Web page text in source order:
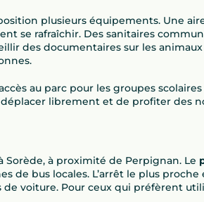
plusieurs équipements. Une
se rafraîchir. Des sanitaires
des documentaires sur les
au parc pour les groupes
librement et de profiter des
Sorède, à proximité de Perpignan. Le
de bus locales. L’arrêt le plus
voiture. Pour ceux qui préfèrent